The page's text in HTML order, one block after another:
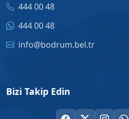
444 00 48
444 00 48
info@bodrum.bel.tr
Bizi Takip Edin